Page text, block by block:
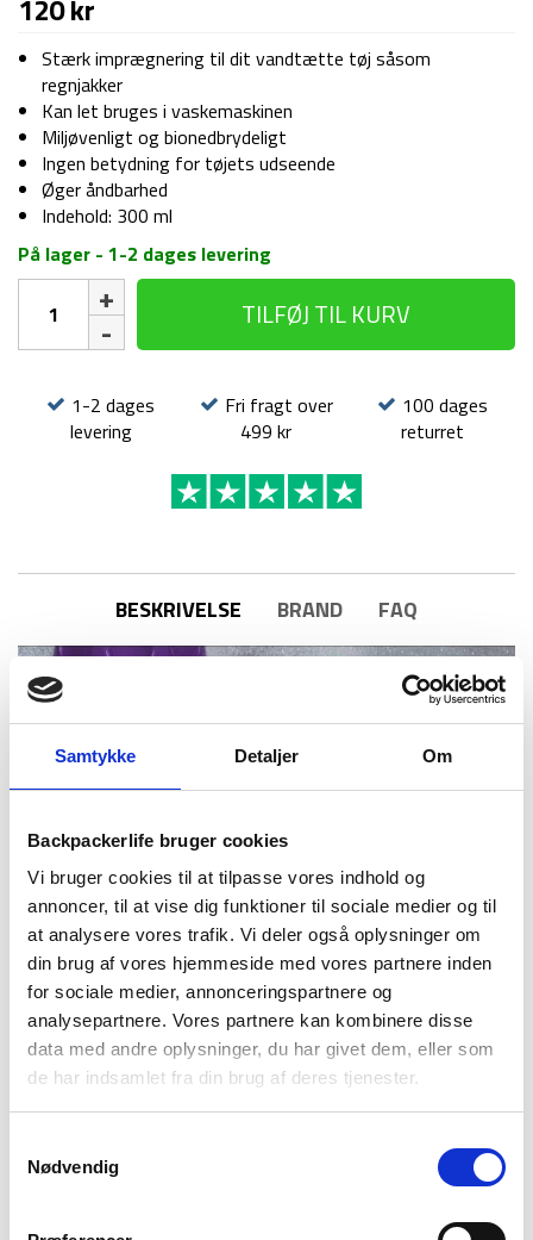
Samtykke Detaljer Om
Backpackerlife bruger cookies
Vi bruger cookies til at tilpasse vores indhold og
annoncer, til at vise dig funktioner til sociale medier og til
at analysere vores trafik. Vi deler også oplysninger om
din brug af vores hjemmeside med vores partnere inden
for sociale medier, annonceringspartnere og
analysepartnere. Vores partnere kan kombinere disse
data med andre oplysninger, du har givet dem, eller som
de har indsamlet fra din brug af deres tjenester.
Nødvendig
120kr
Stærk imprægnering til dit vandtætte tøj såsom
regnjakker
Kan let bruges i vaskemaskinen
Miljøvenligt og bionedbrydeligt
Ingen betydning for tøjets udseende
Øger åndbarhed
Indehold: 300 ml
På lager - 1-2 dages levering
TX.Direct
Imprægnering
TILFØJ TIL KURV
1-2 dages
levering
Fri fragt over
499 kr
100 dages
returret
BESKRIVELSE BRAND FAQ
Nikwax TX.Direct Wash er en stærk, simpel og sikker
imprægnering af dit vandtætte tøj. Det er let at påføre dit
nye vandtætte tøj Nikwax Direct Wash imprægneringen, hvor
du ved at imprægnere tøjet forlænger levetiden markant.
Påføringen af imprægneringen er simpel, og kan blot gøres i
vaskemaskinen. Direct Wash har ingen betydning for tøjet
udseende, og behøver ej heller tørretumbling for at virke. Brug
blot 2 hættefulde Direct Wash i vaskemaskinen, og forøg
eller genskab den vandtætte effekt at dit outdoor tøj.